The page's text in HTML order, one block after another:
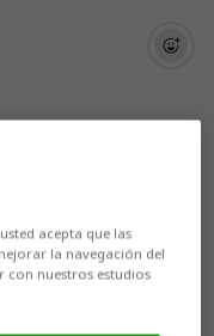
acepta que las
la navegación del
con nuestros estudios